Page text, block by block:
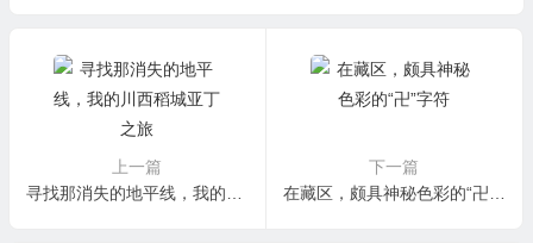
上一篇
下一篇